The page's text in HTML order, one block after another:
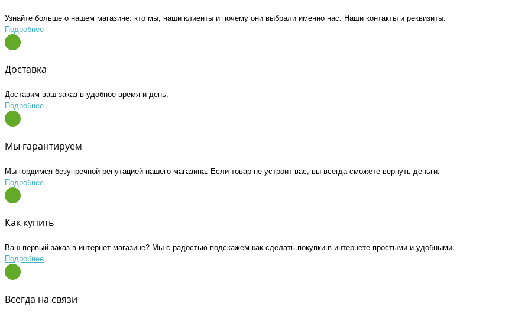
Узнайте больше о нашем магазине: кто мы, наши клиенты и почему они выбрали именно нас. Наши контакты и реквизиты.
Подробнее
Доставка
Доставим ваш заказ в удобное время и день.
Подробнее
Мы гарантируем
Мы гордимся безупречной репутацией нашего магазина. Если товар не устроит вас, вы всегда сможете вернуть деньги.
Подробнее
Как купить
Ваш первый заказ в интернет-магазине? Мы с радостью подскажем как сделать покупки в интернете простыми и удобными.
Подробнее
Всегда на связи